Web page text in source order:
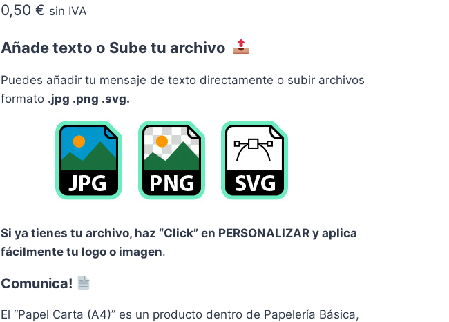
0,50 € sin IVA
Añade texto o Sube tu archivo
Puedes añadir tu mensaje de texto directamente o subir archivos
formato .jpg .png .svg.
Si ya tienes tu archivo, haz “Click” en PERSONALIZAR y aplica
fácilmente tu logo o imagen.
Comunica!
El “Papel Carta (A4)” es un producto dentro de Papelería Básica,